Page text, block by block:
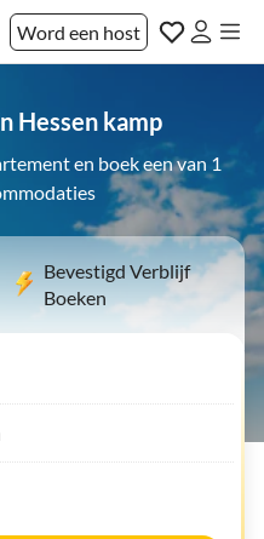
Word een host
Hessen kamp
en boek een van 1
Bevestigd Verblijf
Boeken